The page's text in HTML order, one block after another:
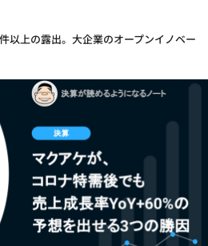
以上の露出。大企業のオープンイノベー